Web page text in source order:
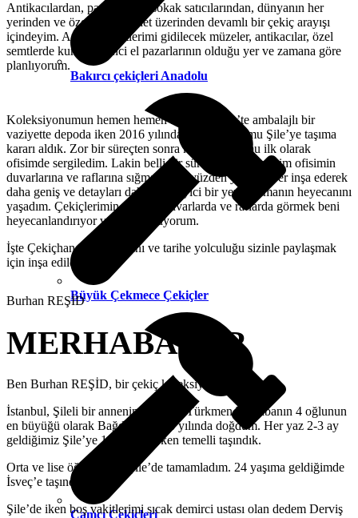
Bakırcı çekiçleri Anadolu
Büyük Çekmece Çekiçler
Camcı Çekiçleri
Antikacılardan, pazarlardan, sokak satıcılarından, dünyanın her
yerinden ve özellikle internet üzerinden devamlı bir çekiç arayışı
içindeyim. Artık seyahatlerimi gidilecek müzeler, antikacılar, özel
semtlerde kurulan ikinci el pazarlarının olduğu yer ve zamana göre
planlıyorum.
Koleksiyonumun hemen hemen tamamı İsveç’te ambalajlı bir
vaziyette depoda iken 2016 yılında koleksiyonumu Şile’ye taşıma
kararı aldık. Zor bir süreçten sonra koleksiyonumu ilk olarak
ofisimde sergiledim. Lakin belli bir süre sonra çekiçlerim ofisimin
duvarlarına ve raflarına sığmadı. Bu yüzden yeni bir yer inşa ederek
daha geniş ve detayları daha belirleyici bir yere taşımanın heyecanını
yaşadım. Çekiçlerimin çoğunu duvarlarda ve raflarda görmek beni
heyecanlandırıyor ve mutlu oluyorum.
İşte Çekiçhane bu heyecanı ve tarihe yolculuğu sizinle paylaşmak
için inşa edildi…
Burhan REŞİD
MERHABALAR
Ben Burhan REŞİD, bir çekiç koleksiyoneriyim…
İstanbul, Şileli bir annenin ve Iraklı Türkmen bir babanın 4 oğlunun
en büyüğü olarak Bağdat’ta 1958 yılında doğdum. Her yaz 2-3 ay
geldiğimiz Şile’ye 11 yaşındayken temelli taşındık.
Orta ve lise öğrenimimi Şile’de tamamladım. 24 yaşıma geldiğimde
İsveç’e taşındım.
Şile’de iken boş vakitlerimi sıcak demirci ustası olan dedem Derviş